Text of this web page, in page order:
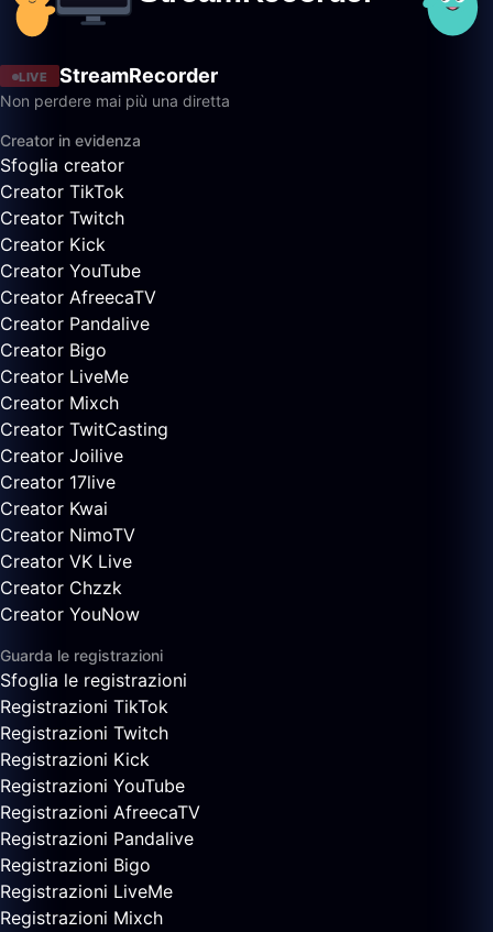
LIVE StreamRecorder
Non perdere mai più una diretta
Creator in evidenza
Sfoglia creator
Creator TikTok
Creator Twitch
Creator Kick
Creator YouTube
Creator AfreecaTV
Creator Pandalive
Creator Bigo
Creator LiveMe
Creator Mixch
Creator TwitCasting
Creator Joilive
Creator 17live
Creator Kwai
Creator NimoTV
Creator VK Live
Creator Chzzk
Creator YouNow
Guarda le registrazioni
Sfoglia le registrazioni
Registrazioni TikTok
Registrazioni Twitch
Registrazioni Kick
Registrazioni YouTube
Registrazioni AfreecaTV
Registrazioni Pandalive
Registrazioni Bigo
Registrazioni LiveMe
Registrazioni Mixch